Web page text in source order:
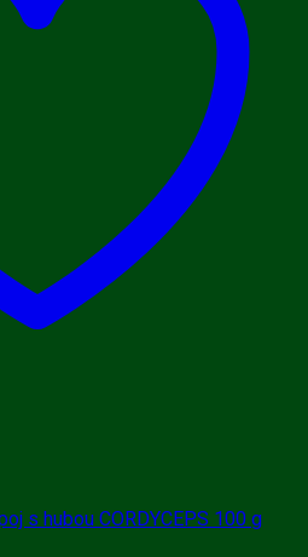
s hubou CORDYCEPS 100 g